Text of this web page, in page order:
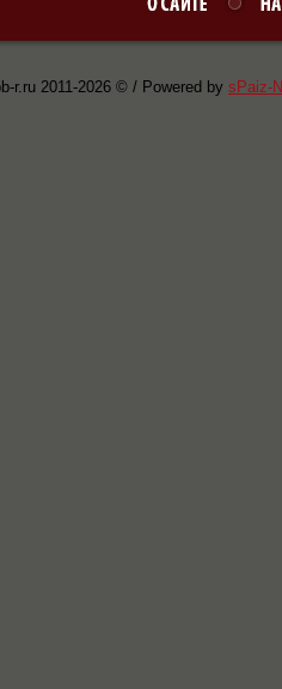
r.ru 2011-2026 © / Powered by sPaiz-